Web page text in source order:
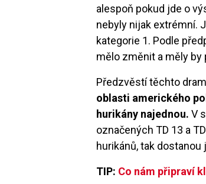
alespoň pokud jde o
nebyly nijak extrémní.
kategorie 1. Podle
mělo změnit a měly by
Předzvěstí těchto
oblasti amerického
hurikány najednou. V
označených TD 13 a
hurikánů, tak dostanou
TIP: Co nám připraví